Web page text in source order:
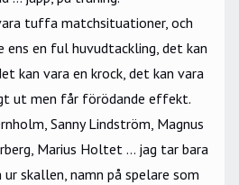
tuffa matchsituationer, och
en ful huvudtackling, det kan
kan vara en krock, det kan vara
ut men får förödande effekt.
Sanny Lindström, Magnus
Marius Holtet … jag tar bara
skallen, namn på spelare som